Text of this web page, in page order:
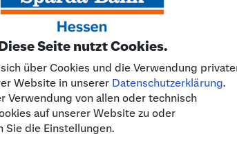
Seite nutzt Cookies.
über Cookies und die Verwendung
Website in unserer Datenschutzerklärung.
Verwendung von allen oder technisch
auf unserer Website zu oder
Sie die Einstellungen.
26 der Königsteiner
das wichtigste
Gesellschaft als auch in
den i-Punkt mit der Bitte
HelferInnen aus
Deutsch- bzw.